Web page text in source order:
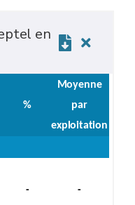
en
%
Moyenne
par
exploitation
- -